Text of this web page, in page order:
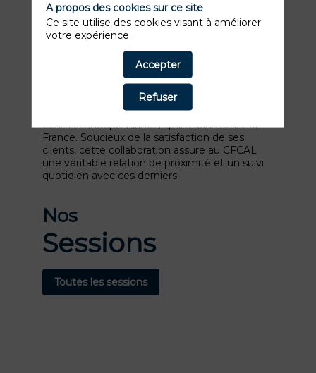
Filiale du Groupe Crédit Mutuel ARKEA,
CFCAL-Banque existe depuis 1872 et est
encore en pleine croissance. Véritable expert,
CFCAL-Banque est un acteur majeur dans les
domaines du regroupement de crédits
hypothécaires, non hypothécaires et du crédit
immobilier et aujourd'hui, de l'épargne.
Son expertise, CFCAL-Banque la doit à ses 206
collaborateurs ainsi qu’à son réseau de
courtiers indépendants réparti dans toute la
France. Soucieux de la satisfaction de ses
clients, cette collaboration assure au CFCAL
une véritable relation de proximité et un suivi
quotidien avec ces derniers.
Nos
Sessions
Toutes les sessions
A propos des cookies sur ce site
Ce site utilise des cookies visant à améliorer
votre expérience.
Accepter
Refuser